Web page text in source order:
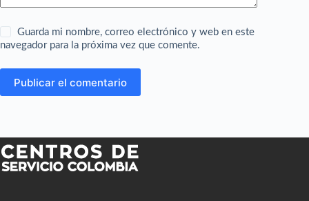
Guarda mi nombre, correo electrónico y web en este
navegador para la próxima vez que comente.
Publicar el comentario